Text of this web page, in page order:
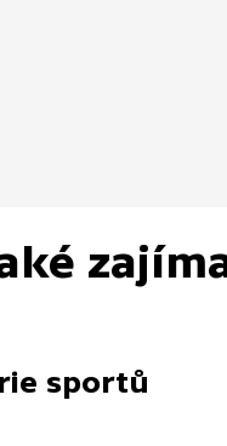
sportů